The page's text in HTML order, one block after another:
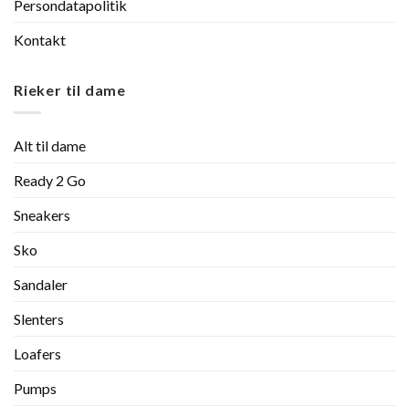
Persondatapolitik
Kontakt
Rieker til dame
Alt til dame
Ready 2 Go
Sneakers
Sko
Sandaler
Slenters
Loafers
Pumps